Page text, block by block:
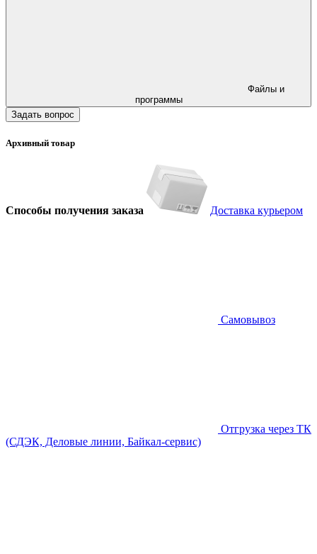
программы
Задать вопрос
Архивный товар
Способы получения заказа Доставка курьером
Самовывоз
Отгрузка через ТК
(СДЭК, Деловые линии, Байкал-сервис)